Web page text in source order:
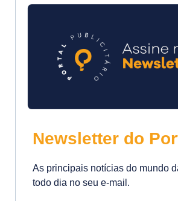
Newsletter do
As principais notícias do mundo
todo dia no seu e-mail.